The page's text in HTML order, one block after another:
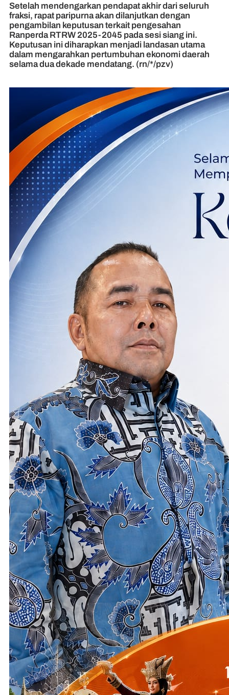
Setelah mendengarkan pendapat akhir dari seluruh
fraksi, rapat paripurna akan dilanjutkan dengan
pengambilan keputusan terkait pengesahan
Ranperda RTRW 2025-2045 pada sesi siang ini.
Keputusan ini diharapkan menjadi landasan utama
dalam mengarahkan pertumbuhan ekonomi daerah
selama dua dekade mendatang. (rn/*/pzv)